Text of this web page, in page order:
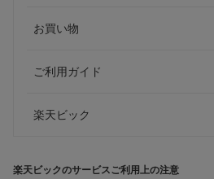
お買い物
ご利用ガイド
楽天ビック
楽天ビックのサービスご利用上の注意